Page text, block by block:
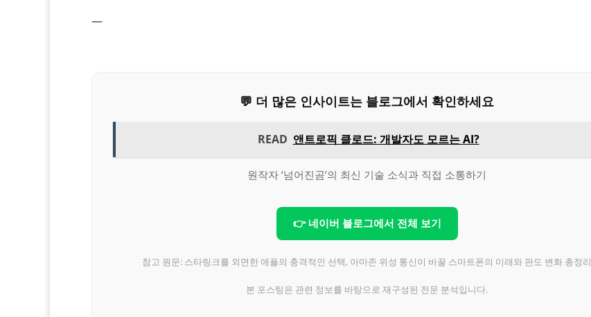
—
💬 더 많은 인사이트는 블로그에서 확인하세요
READ 앤트로픽 클로드: 개발자도 모르는 AI?
원작자 ‘넘어진곰’의 최신 기술 소식과 직접 소통하기
👉 네이버 블로그에서 전체 보기
참고 원문: 스타링크를 외면한 애플의 충격적인 선택, 아마존 위성 통신이 바꿀 스마트폰의 미래와 판도 변화 총정리
본 포스팅은 관련 정보를 바탕으로 재구성된 전문 분석입니다.